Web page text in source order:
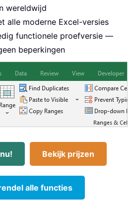
wereldwijd
alle moderne Excel-versies
functionele proefversie —
beperkingen
Bekijk prijzen
alle functies